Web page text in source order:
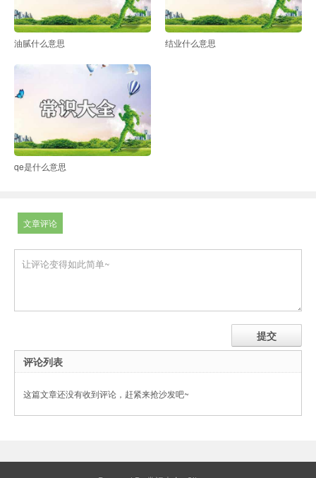
油腻什么意思 结业什么意思
qe是什么意思
文章评论
评论列表
这篇文章还没有收到评论，赶紧来抢沙发吧~